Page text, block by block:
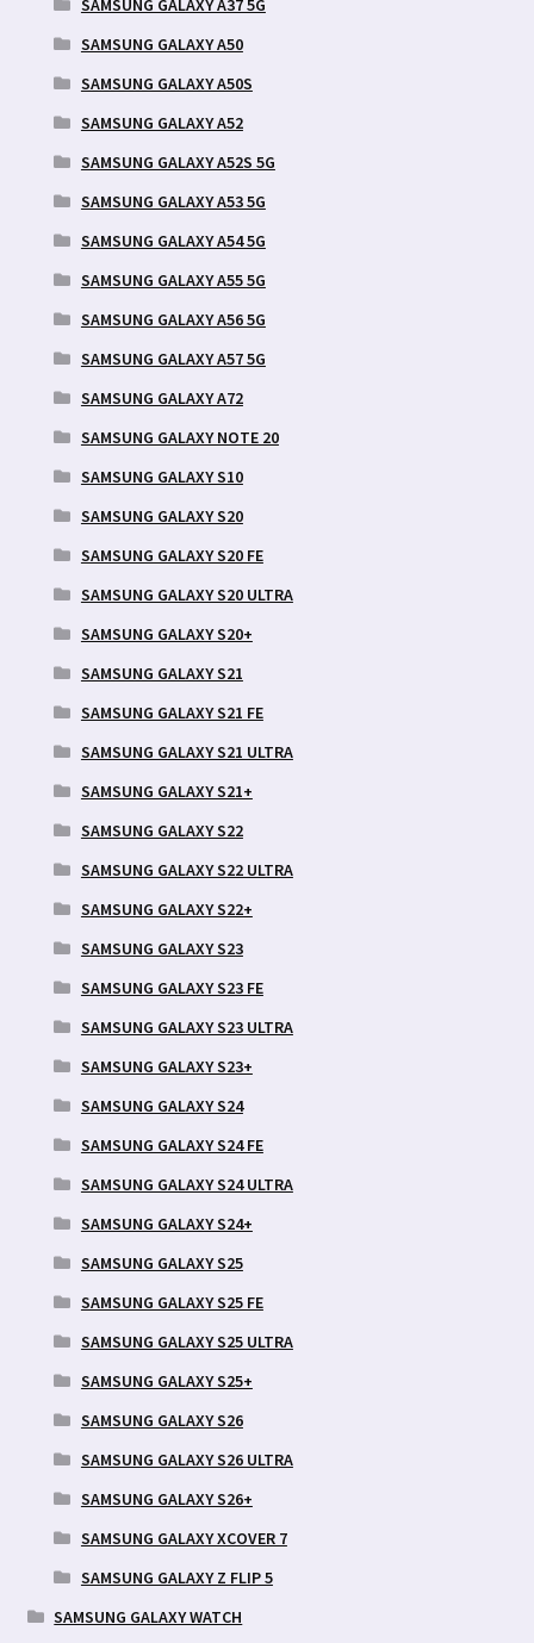
SAMSUNG GALAXY A37 5G
SAMSUNG GALAXY A50
SAMSUNG GALAXY A50S
SAMSUNG GALAXY A52
SAMSUNG GALAXY A52S 5G
SAMSUNG GALAXY A53 5G
SAMSUNG GALAXY A54 5G
SAMSUNG GALAXY A55 5G
SAMSUNG GALAXY A56 5G
SAMSUNG GALAXY A57 5G
SAMSUNG GALAXY A72
SAMSUNG GALAXY NOTE 20
SAMSUNG GALAXY S10
SAMSUNG GALAXY S20
SAMSUNG GALAXY S20 FE
SAMSUNG GALAXY S20 ULTRA
SAMSUNG GALAXY S20+
SAMSUNG GALAXY S21
SAMSUNG GALAXY S21 FE
SAMSUNG GALAXY S21 ULTRA
SAMSUNG GALAXY S21+
SAMSUNG GALAXY S22
SAMSUNG GALAXY S22 ULTRA
SAMSUNG GALAXY S22+
SAMSUNG GALAXY S23
SAMSUNG GALAXY S23 FE
SAMSUNG GALAXY S23 ULTRA
SAMSUNG GALAXY S23+
SAMSUNG GALAXY S24
SAMSUNG GALAXY S24 FE
SAMSUNG GALAXY S24 ULTRA
SAMSUNG GALAXY S24+
SAMSUNG GALAXY S25
SAMSUNG GALAXY S25 FE
SAMSUNG GALAXY S25 ULTRA
SAMSUNG GALAXY S25+
SAMSUNG GALAXY S26
SAMSUNG GALAXY S26 ULTRA
SAMSUNG GALAXY S26+
SAMSUNG GALAXY XCOVER 7
SAMSUNG GALAXY Z FLIP 5
SAMSUNG GALAXY WATCH